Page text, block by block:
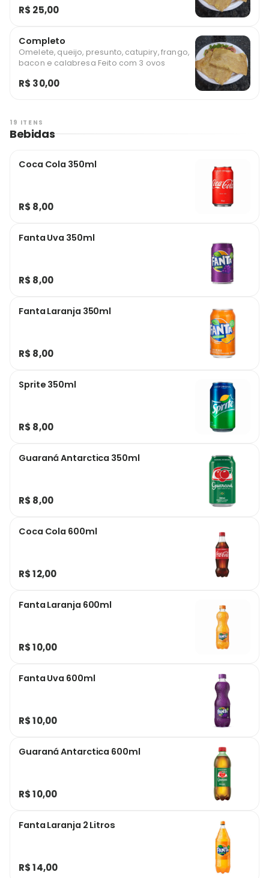
R$ 25,00
Completo
Omelete, queijo, presunto, catupiry, frango,
bacon e calabresa Feito com 3 ovos
R$ 30,00
19 ITENS
Bebidas
Coca Cola 350ml
R$ 8,00
Fanta Uva 350ml
R$ 8,00
Fanta Laranja 350ml
R$ 8,00
Sprite 350ml
R$ 8,00
Guaraná Antarctica 350ml
R$ 8,00
Coca Cola 600ml
R$ 12,00
Fanta Laranja 600ml
R$ 10,00
Fanta Uva 600ml
R$ 10,00
Guaraná Antarctica 600ml
R$ 10,00
Fanta Laranja 2 Litros
R$ 14,00